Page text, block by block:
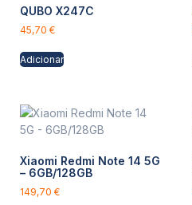
QUBO X247C
45,70 €
Adicionar
Xiaomi Redmi Note 14 5G
– 6GB/128GB
149,70 €